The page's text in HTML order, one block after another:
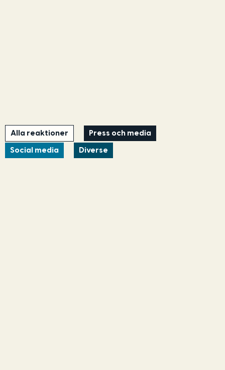
Alla reaktioner
Press och media
Social media
Diverse